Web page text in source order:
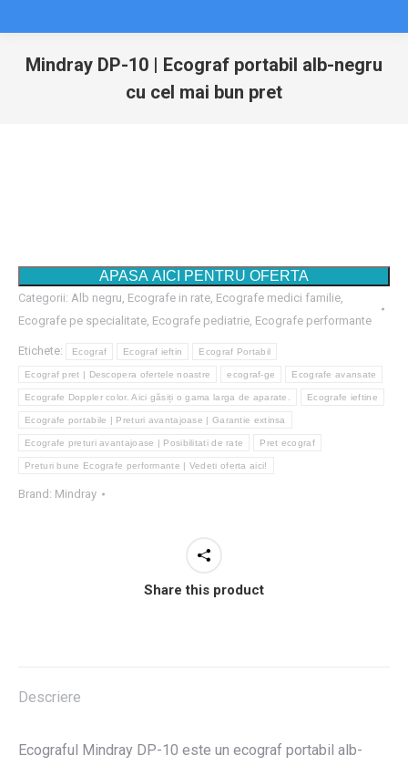
Mindray DP-10 | Ecograf portabil alb-negru
cu cel mai bun pret
APASA AICI PENTRU OFERTA
Categorii: Alb negru, Ecografe in rate, Ecografe medici familie,
Ecografe pe specialitate, Ecografe pediatrie, Ecografe performante
Etichete: Ecograf Ecograf ieftin Ecograf Portabil
Ecograf pret | Descopera ofertele noastre ecograf-ge Ecografe avansate
Ecografe Doppler color. Aici găsiți o gama larga de aparate. Ecografe ieftine
Ecografe portabile | Preturi avantajoase | Garantie extinsa
Ecografe preturi avantajoase | Posibilitati de rate Pret ecograf
Preturi bune Ecografe performante | Vedeti oferta aici!
Brand: Mindray
Share this product
Descriere
Ecograful Mindray DP-10 este un ecograf portabil alb-